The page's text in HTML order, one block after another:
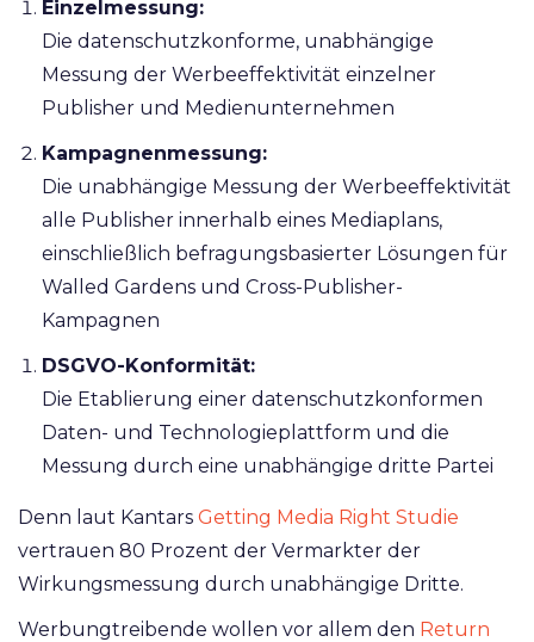
Einzelmessung:
Die datenschutzkonforme, unabhängige
Messung der Werbeeffektivität einzelner
Publisher und Medienunternehmen
Kampagnenmessung:
Die unabhängige Messung der Werbeeffektivität
alle Publisher innerhalb eines Mediaplans,
einschließlich befragungsbasierter Lösungen für
Walled Gardens und Cross-Publisher-
Kampagnen
DSGVO-Konformität:
Die Etablierung einer datenschutzkonformen
Daten- und Technologieplattform und die
Messung durch eine unabhängige dritte Partei
Denn laut Kantars Getting Media Right Studie
vertrauen 80 Prozent der Vermarkter der
Wirkungsmessung durch unabhängige Dritte.
Werbungtreibende wollen vor allem den Return